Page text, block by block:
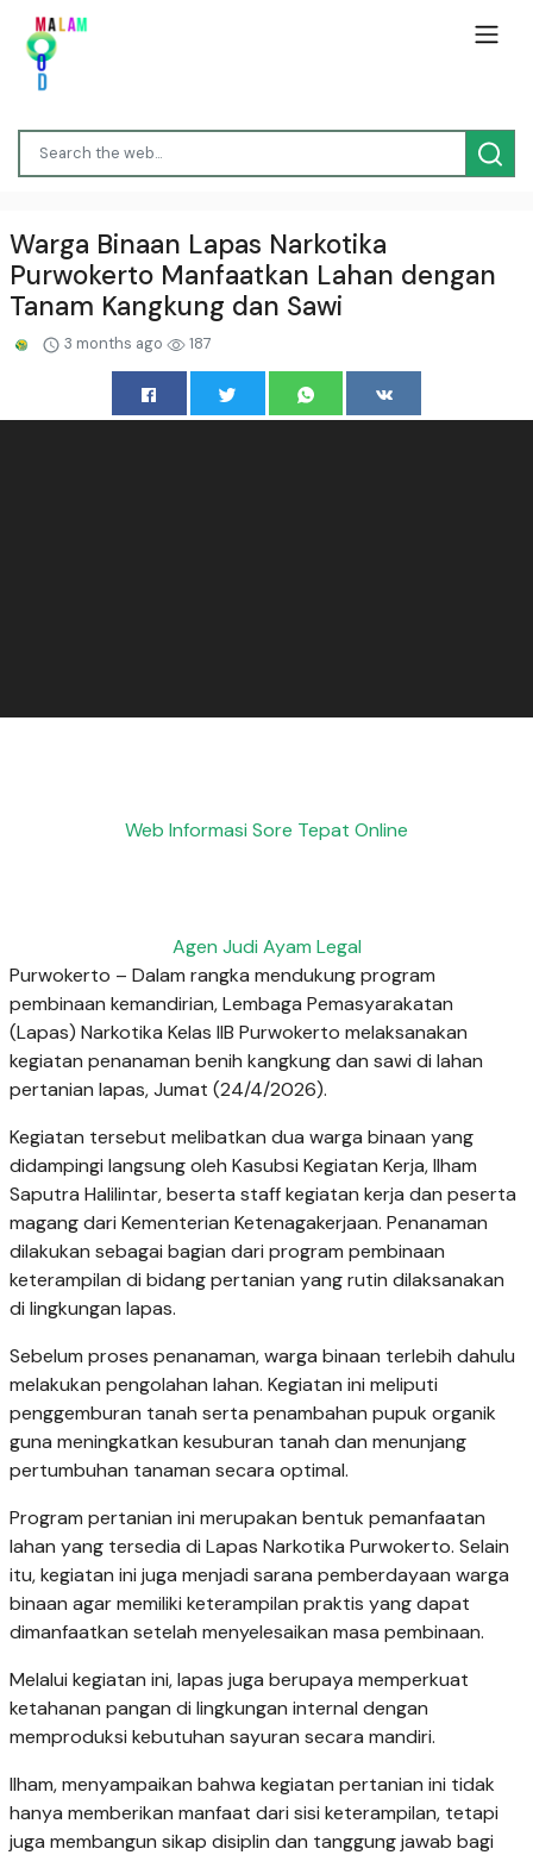
Warga Binaan Lapas Narkotika
Purwokerto Manfaatkan Lahan dengan
Tanam Kangkung dan Sawi
3 months ago 187
Web Informasi Sore Tepat Online
Agen Judi Ayam Legal
Purwokerto – Dalam rangka mendukung program
pembinaan kemandirian, Lembaga Pemasyarakatan
(Lapas) Narkotika Kelas IIB Purwokerto melaksanakan
kegiatan penanaman benih kangkung dan sawi di lahan
pertanian lapas, Jumat (24/4/2026).
Kegiatan tersebut melibatkan dua warga binaan yang
didampingi langsung oleh Kasubsi Kegiatan Kerja, Ilham
Saputra Halilintar, beserta staff kegiatan kerja dan peserta
magang dari Kementerian Ketenagakerjaan. Penanaman
dilakukan sebagai bagian dari program pembinaan
keterampilan di bidang pertanian yang rutin dilaksanakan
di lingkungan lapas.
Sebelum proses penanaman, warga binaan terlebih dahulu
melakukan pengolahan lahan. Kegiatan ini meliputi
penggemburan tanah serta penambahan pupuk organik
guna meningkatkan kesuburan tanah dan menunjang
pertumbuhan tanaman secara optimal.
Program pertanian ini merupakan bentuk pemanfaatan
lahan yang tersedia di Lapas Narkotika Purwokerto. Selain
itu, kegiatan ini juga menjadi sarana pemberdayaan warga
binaan agar memiliki keterampilan praktis yang dapat
dimanfaatkan setelah menyelesaikan masa pembinaan.
Melalui kegiatan ini, lapas juga berupaya memperkuat
ketahanan pangan di lingkungan internal dengan
memproduksi kebutuhan sayuran secara mandiri.
Ilham, menyampaikan bahwa kegiatan pertanian ini tidak
hanya memberikan manfaat dari sisi keterampilan, tetapi
juga membangun sikap disiplin dan tanggung jawab bagi